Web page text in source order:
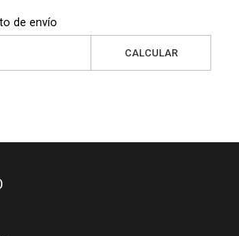
de envío
CALCULAR